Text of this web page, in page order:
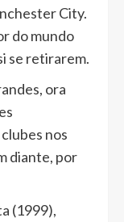
City.
do mundo
se retirarem.
ora
nos
diante, por
(1999),